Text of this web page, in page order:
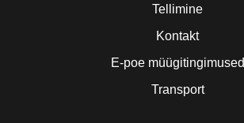
Tellimine
Kontakt
E-poe müügitingimused
Transport